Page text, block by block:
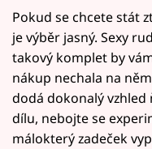
Pokud se chcete stát
je výběr jasný. Sexy
takový komplet by
nákup nechala na
dodá dokonalý vzhled
dílu, nebojte se
málokterý zadeček